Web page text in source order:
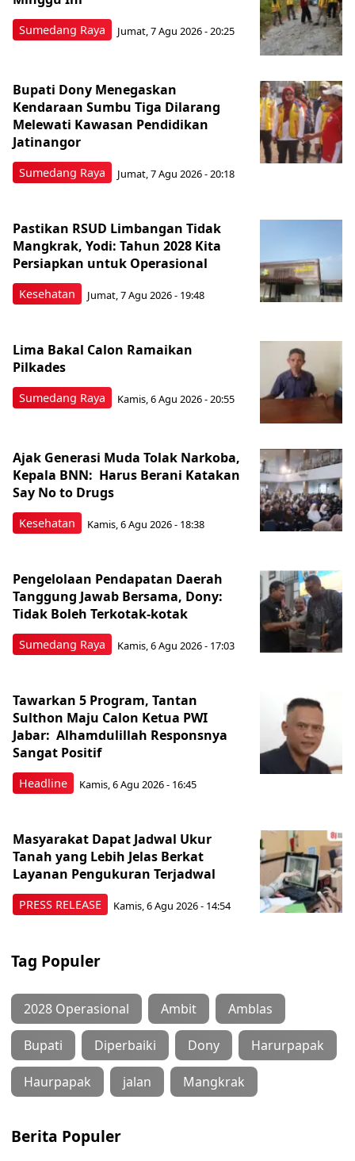
Sumedang Raya Jumat, 7 Agu 2026 - 20:25
Sumedang Raya
Bupati Dony Menegaskan
Kendaraan Sumbu Tiga Dilarang
Melewati Kawasan Pendidikan
Jatinangor
Jumat, 7 Agu 2026 - 20:18
Kesehatan
Pastikan RSUD Limbangan Tidak
Mangkrak, Yodi: Tahun 2028 Kita
Persiapkan untuk Operasional
Jumat, 7 Agu 2026 - 19:48
Sumedang Raya
Lima Bakal Calon Ramaikan
Pilkades
Kamis, 6 Agu 2026 - 20:55
Kesehatan
Ajak Generasi Muda Tolak Narkoba,
Kepala BNN: Harus Berani Katakan
Say No to Drugs
Kamis, 6 Agu 2026 - 18:38
Sumedang Raya
Pengelolaan Pendapatan Daerah
Tanggung Jawab Bersama, Dony:
Tidak Boleh Terkotak-kotak
Kamis, 6 Agu 2026 - 17:03
Headline
Tawarkan 5 Program, Tantan
Sulthon Maju Calon Ketua PWI
Jabar: Alhamdulillah Responsnya
Sangat Positif
Kamis, 6 Agu 2026 - 16:45
PRESS RELEASE
Masyarakat Dapat Jadwal Ukur
Tanah yang Lebih Jelas Berkat
Layanan Pengukuran Terjadwal
Kamis, 6 Agu 2026 - 14:54
Tag Populer
2028 Operasional Ambit Amblas
Bupati Diperbaiki Dony Harurpapak
Haurpapak jalan Mangkrak
Berita Populer